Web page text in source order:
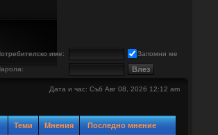
име:
Запомни ме
Дата и час: Съб Авг 08, 2026 12:12 am
Теми Мнения Последно мнение